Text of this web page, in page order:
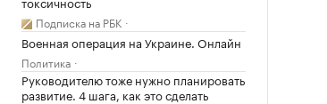
Подписка на РБК
Военная операция на Украине. Онлайн
Политика
Руководителю тоже нужно планировать
развитие. 4 шага, как это сделать